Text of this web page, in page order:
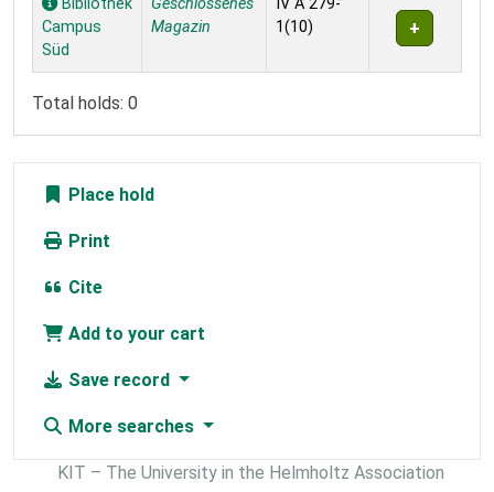
Bibliothek
Campus
Süd
Geschlossenes
Magazin
IV A 279-
1(10)
Total holds: 0
Place hold
Print
Cite
Add to your cart
Save record
More searches
KIT – The University in the Helmholtz Association